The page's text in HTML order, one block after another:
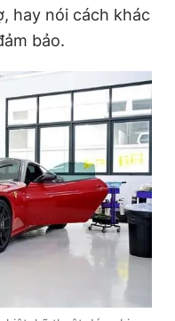
hay nói cách khác
bảo.